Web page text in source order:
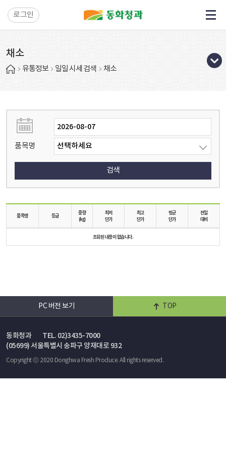
로그인
채소
유통정보 일일 시세 검색 채소
품목명
검색
품목명 등급
중량
(kg)
최저
단가
최고
단가
평균
단가
전일
대비
조회된 내용이 없습니다.
PC 버전 보기 TOP
동화청과
TEL. 02)3435-7000
(05699) 서울특별시 송파구 양재대로 932
Copyright ⓒ 2020 Donghwa Fresh Produce. All rights reserved.